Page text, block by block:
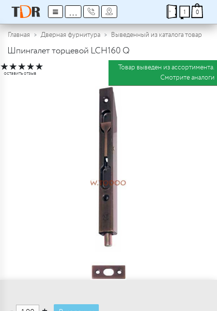
≡ ... 1 0
Главная Дверная фурнитура Выведенный из каталога товар
Шпингалет торцевой LCH160 Q
★★★★★
оставить отзыв
Товар выведен из ассортимента.
Смотрите аналоги